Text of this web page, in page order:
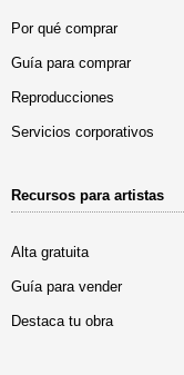
Por qué comprar
Guía para comprar
Reproducciones
Servicios corporativos
Recursos para artistas
Alta gratuita
Guía para vender
Destaca tu obra